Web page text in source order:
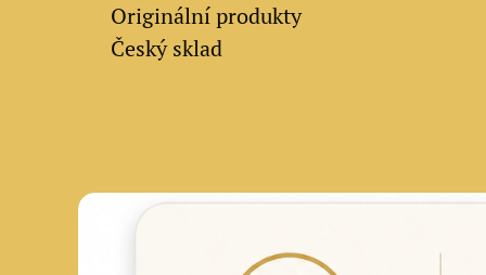
Originální produkty
✔ Český sklad